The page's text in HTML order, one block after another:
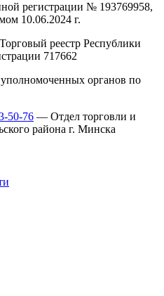
регистрации № 193769958,
10.06.2024 г.
реестр Республики
717662
органов по
50-76 — Отдел торговли и
района г. Минска